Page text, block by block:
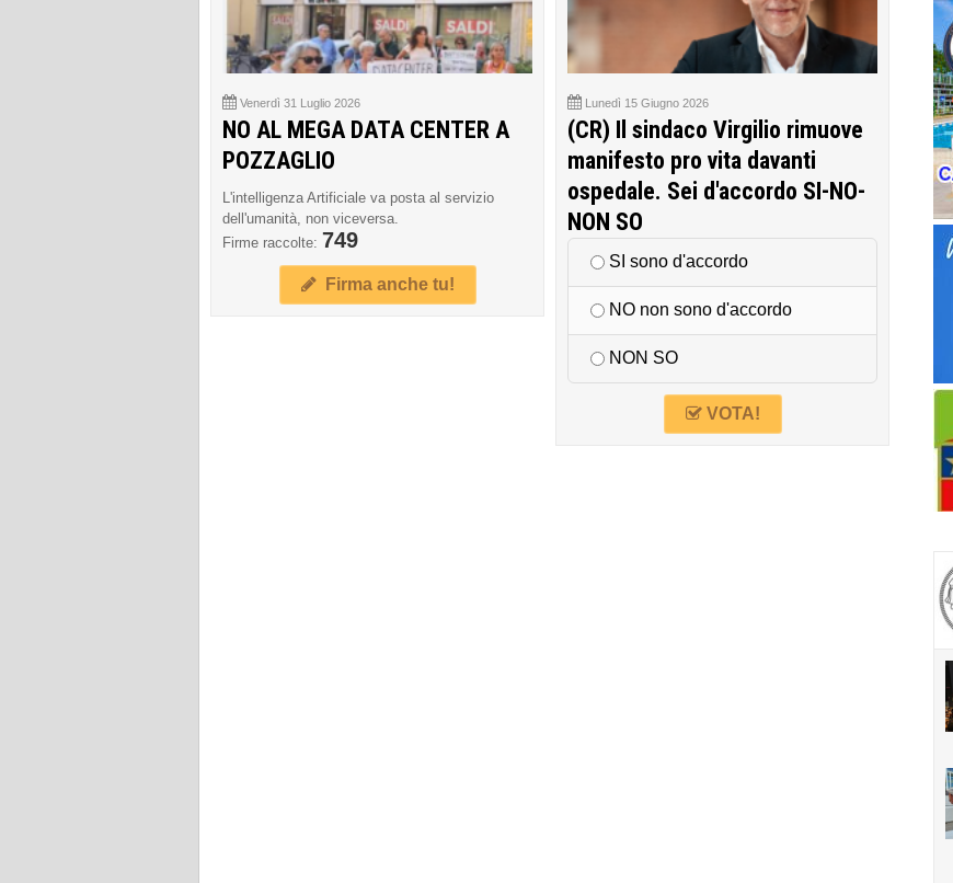
Venerdì 31 Luglio 2026
NO AL MEGA DATA CENTER A
POZZAGLIO
L'intelligenza Artificiale va posta al servizio
dell'umanità, non viceversa.
Firme raccolte: 749
Firma anche tu!
Lunedì 15 Giugno 2026
(CR) Il sindaco Virgilio rimuove
manifesto pro vita davanti
ospedale. Sei d'accordo SI-NO-
NON SO
SI sono d'accordo
NO non sono d'accordo
NON SO
VOTA!